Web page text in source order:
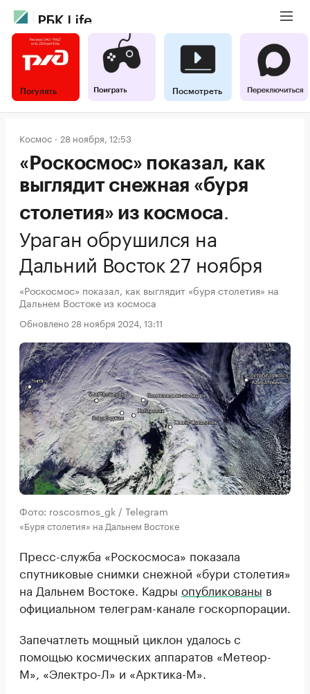
Погулять Посмотреть
Космос 28 ноября, 12:53
«Роскосмос» показал, как
выглядит снежная «буря
столетия» из космоса.
Ураган обрушился на
Дальний Восток 27 ноября
«Роскосмос» показал, как выглядит «буря столетия» на
Дальнем Востоке из космоса
Обновлено 28 ноября 2024, 13:11
Фото: roscosmos_gk / Telegram
«Буря столетия» на Дальнем Востоке
Пресс-служба «Роскосмоса» показала
спутниковые снимки снежной «бури столетия»
на Дальнем Востоке. Кадры опубликованы в
официальном телеграм-канале госкорпорации.
Запечатлеть мощный циклон удалось с
помощью космических аппаратов «Метеор-
М», «Электро-Л» и «Арктика-М».